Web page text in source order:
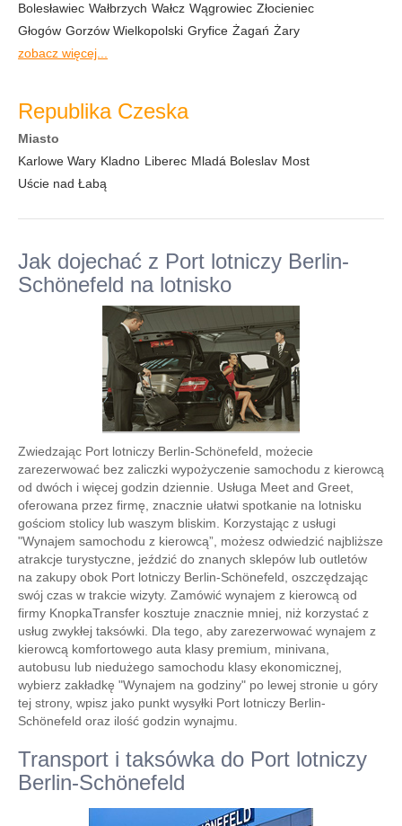
Bolesławiec Wałbrzych Wałcz Wągrowiec Złocieniec
Głogów Gorzów Wielkopolski Gryfice Żagań Żary
zobacz więcej...
Republika Czeska
Miasto
Karlowe Wary Kladno Liberec Mladá Boleslav Most
Uście nad Łabą
Jak dojechać z Port lotniczy Berlin-
Schönefeld na lotnisko
Zwiedzając Port lotniczy Berlin-Schönefeld, możecie
zarezerwować bez zaliczki wypożyczenie samochodu z kierowcą
od dwóch i więcej godzin dziennie. Usługa Meet and Greet,
oferowana przez firmę, znacznie ułatwi spotkanie na lotnisku
gościom stolicy lub waszym bliskim. Korzystając z usługi
"Wynajem samochodu z kierowcą”, możesz odwiedzić najbliższe
atrakcje turystyczne, jeździć do znanych sklepów lub outletów
na zakupy obok Port lotniczy Berlin-Schönefeld, oszczędzając
swój czas w trakcie wizyty. Zamówić wynajem z kierowcą od
firmy KnopkaTransfer kosztuje znacznie mniej, niż korzystać z
usług zwykłej taksówki. Dla tego, aby zarezerwować wynajem z
kierowcą komfortowego auta klasy premium, minivana,
autobusu lub niedużego samochodu klasy ekonomicznej,
wybierz zakładkę "Wynajem na godziny" po lewej stronie u góry
tej strony, wpisz jako punkt wysyłki Port lotniczy Berlin-
Schönefeld oraz ilość godzin wynajmu.
Transport i taksówka do Port lotniczy
Berlin-Schönefeld